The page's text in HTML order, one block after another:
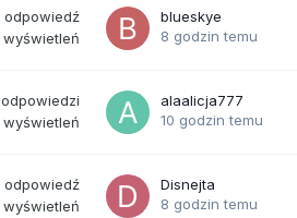
odpowiedź
wyświetleń
blueskye
8 godzin temu
odpowiedzi
wyświetleń
alaalicja777
10 godzin temu
odpowiedź
wyświetleń
Disnejta
8 godzin temu